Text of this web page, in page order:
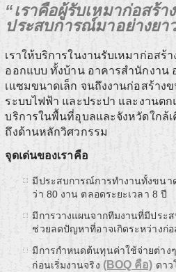
“เราคือผู้รับเหมาก่อสร้า
ประสบการณ์มาอย่างยา
เราให้บริการในงานรับเหมาก่อสร้
ออกแบบ ทั้งบ้าน อาคารสำนักงาน
เแซมขนาดเล็ก จนถึงงานก่อสร้าง
ระบบไฟฟ้า และประปา และงานต
บริการในพื้นที่อุบลและจังหวัดใกล้
ถึงด้านหลักวิศวกรรม
จุดเด่นของเราคือ
มีประสบการณ์การทำงานทั้งขน
ว่า 80 งาน ตลอดระยะเวลา 8 ปี
มีการวางแผนจากทีมงานที่มีประ
ช่วยลดปัญหาที่อาจเกิดระหว่างก่อ
มีการกำหนดต้นทุนค่าใช้จ่ายต่าง
ก่อนเริ่มงานจริง (BOQ คือ) ดาว